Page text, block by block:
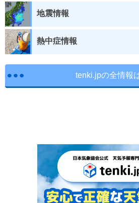
地震情報
熱中症情報
tenki.jpの全情報